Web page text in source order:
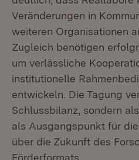
Veränderungen in
weiteren Organisationen
Zugleich benötigen
um verlässliche
institutionelle
entwickeln. Die Tagung
Schlussbilanz, sondern
als Ausgangspunkt für
über die Zukunft des
Förderformats.